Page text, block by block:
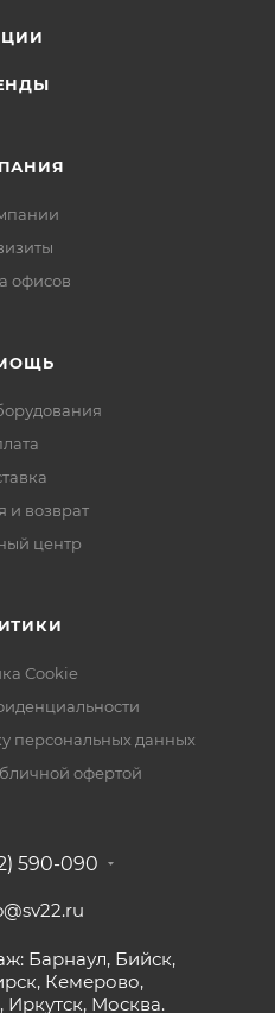
°С: -30...+55
офисов
и возврат
центр
Cookie
персональных данных
офертой
590-090
Барнаул, Бийск,
Кемерово,
Иркутск, Москва.